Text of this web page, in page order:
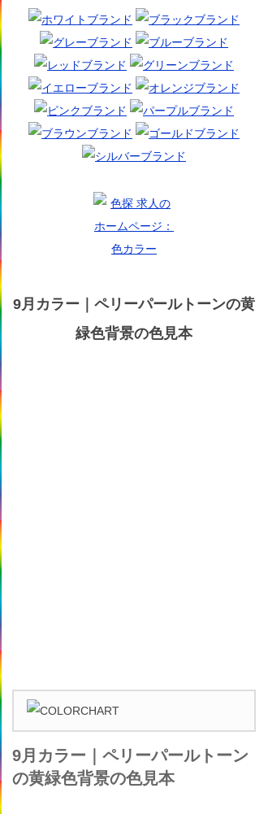
9月カラー｜ペリーパールトーンの黄
緑色背景の色見本
9月カラー｜ペリーパールトーン
の黄緑色背景の色見本